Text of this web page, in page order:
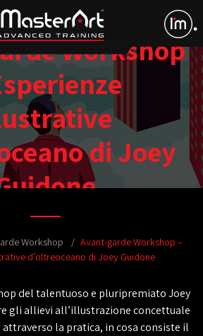
Workshop
di Joey
Workshop
Avant-garde Workshop –
d’oltreoceano di Joey Guidone
del talentuoso e pluripremiatoJoey
gli allievi all’illustrazione concettuale
la pratica, in cosa consiste il